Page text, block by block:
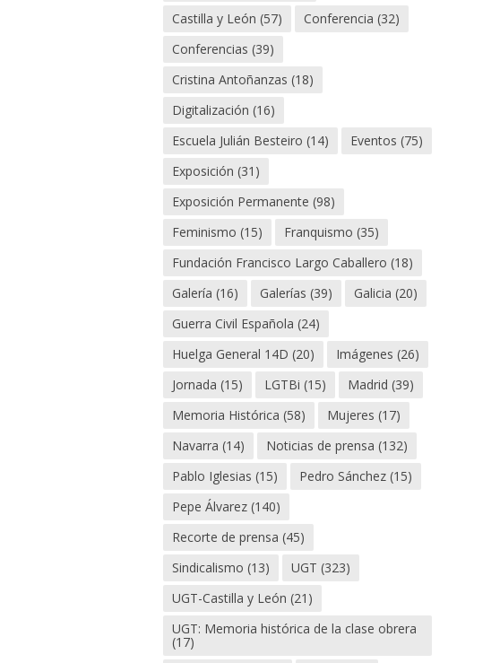
Castilla y León (57) Conferencia (32)
Conferencias (39)
Cristina Antoñanzas (18)
Digitalización (16)
Escuela Julián Besteiro (14) Eventos (75)
Exposición (31)
Exposición Permanente (98)
Feminismo (15) Franquismo (35)
Fundación Francisco Largo Caballero (18)
Galería (16) Galerías (39) Galicia (20)
Guerra Civil Española (24)
Huelga General 14D (20) Imágenes (26)
Jornada (15) LGTBi (15) Madrid (39)
Memoria Histórica (58) Mujeres (17)
Navarra (14) Noticias de prensa (132)
Pablo Iglesias (15) Pedro Sánchez (15)
Pepe Álvarez (140)
Recorte de prensa (45)
Sindicalismo (13) UGT (323)
UGT-Castilla y León (21)
UGT: Memoria histórica de la clase obrera
(17)